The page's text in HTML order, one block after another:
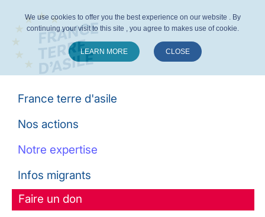
France terre d'asile
Nos actions
Notre expertise
Infos migrants
Faire un don
We use cookies to offer you the best experience on our website . By
continuing your visit to this site , you agree to makes use of cookie.
LEARN MORE CLOSE